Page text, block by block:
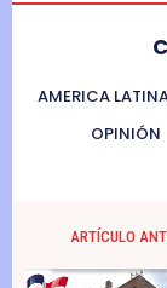
AMERICA
OPINIÓN
ARTÍCULO